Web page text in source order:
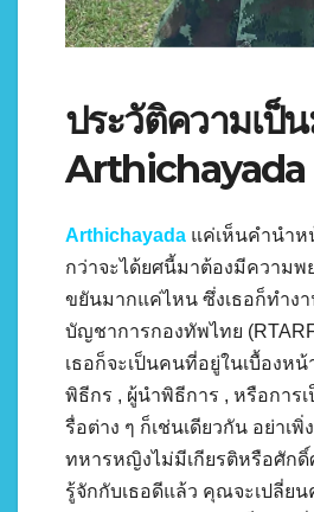
ประวัติความเป็
Arthichayada
Arthichayada แค่เห็นคำนำห
กว่าจะได้ยศนี้มาต้องมีความพ
ขยันมากแค่ไหน ซึ่งเธอก็ทำง
บัญชาการกองทัพไทย
เธอก็จะเป็นคนที่อยู่ในเบื้องหน้
พิธีกร , ผู้นำพิธีการ , หรือการ
รื่อต่าง ๆ ก็เช่นเดียวกัน อย่าเพิ่
ทหารหญิงไม่มีเกียรติหรือศักดิ์
รู้จักกับเธอดีแล้ว คุณจะเปลี่ยน